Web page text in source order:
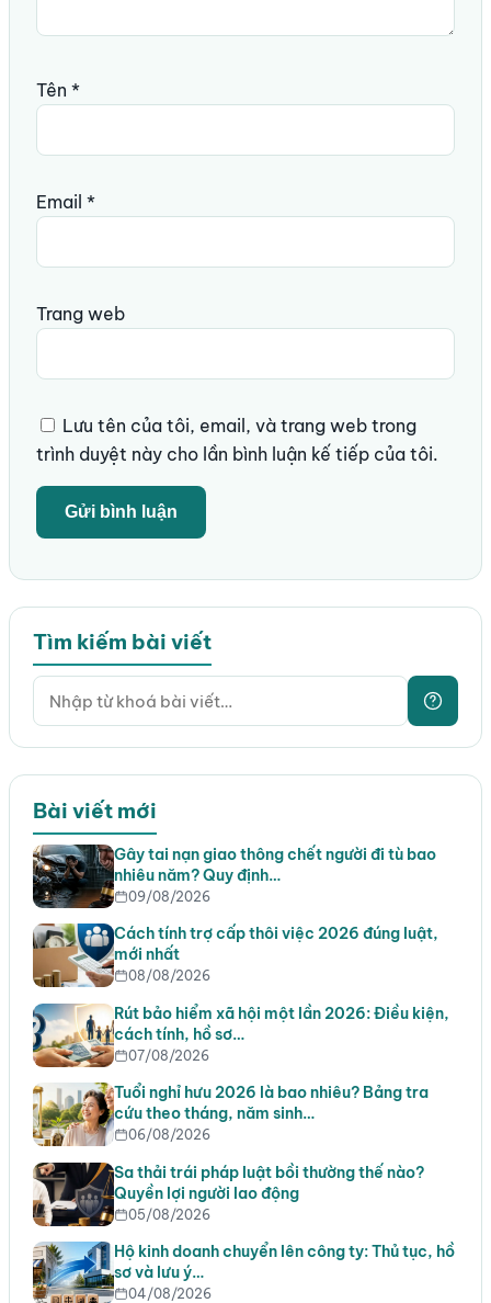
Tên *
Email *
Trang web
Lưu tên của tôi, email, và trang web trong
trình duyệt này cho lần bình luận kế tiếp của tôi.
Tìm kiếm bài viết
Bài viết mới
Gây tai nạn giao thông chết người đi tù bao
nhiêu năm? Quy định…
09/08/2026
Cách tính trợ cấp thôi việc 2026 đúng luật,
mới nhất
08/08/2026
Rút bảo hiểm xã hội một lần 2026: Điều kiện,
cách tính, hồ sơ…
07/08/2026
Tuổi nghỉ hưu 2026 là bao nhiêu? Bảng tra
cứu theo tháng, năm sinh…
06/08/2026
Sa thải trái pháp luật bồi thường thế nào?
Quyền lợi người lao động
05/08/2026
Hộ kinh doanh chuyển lên công ty: Thủ tục, hồ
sơ và lưu ý…
04/08/2026